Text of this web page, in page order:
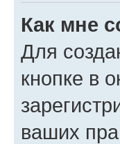
Как мне
Для
кнопке в
ваших